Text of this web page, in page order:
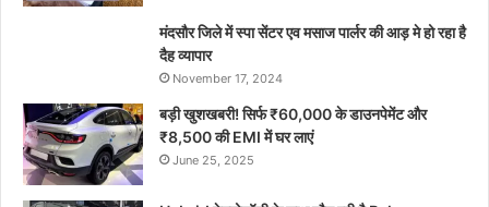
मंदसौर जिले में स्पा सेंटर एव मसाज पार्लर की आड़ मे हो रहा है
दैह व्यापार
November 17, 2024
बड़ी खुशखबरी! सिर्फ ₹60,000 के डाउनपेमेंट और
₹8,500 की EMI में घर लाएं
June 25, 2025